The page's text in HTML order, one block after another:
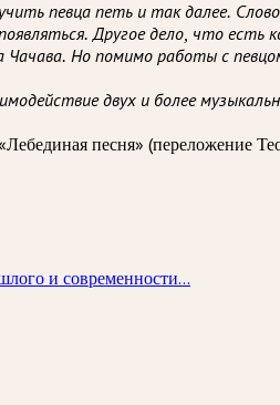
певца петь и так далее.
Другое дело, что
Но помимо работы с
двух и более
песня» (переложение
и современности...